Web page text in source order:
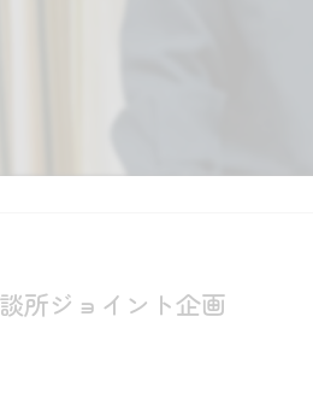
所ジョイント企画